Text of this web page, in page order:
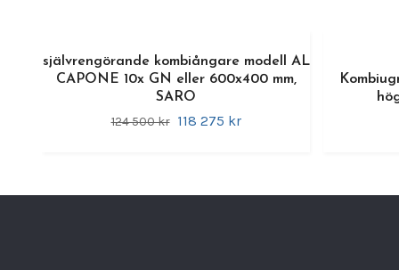
självrengörande kombiångare modell AL
CAPONE 10x GN eller 600x400 mm,
SARO
124 500 kr 118 275 kr